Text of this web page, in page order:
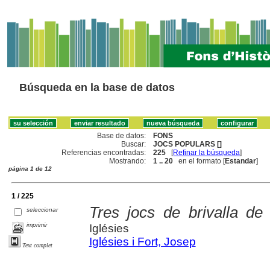
Búsqueda en la base de datos
Base de datos:
FONS
Buscar:
JOCS POPULARS []
Referencias encontradas:
225 [Refinar la búsqueda]
Mostrando:
1 .. 20 en el formato [Estandar]
página 1 de 12
1 / 225
seleccionar
imprimir
Text complet
Tres jocs de brivalla de
Iglésies
Iglésies i Fort, Josep